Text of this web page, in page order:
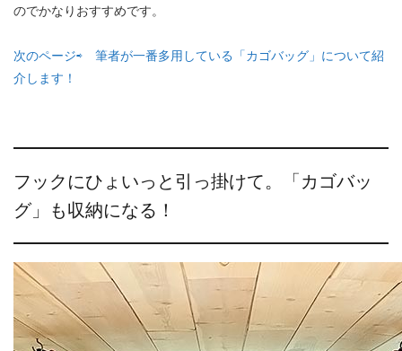
のでかなりおすすめです。
次のページ⇨ 筆者が一番多用している「カゴバッグ」について紹
介します！
フックにひょいっと引っ掛けて。「カゴバッ
グ」も収納になる！